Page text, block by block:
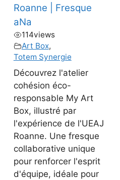
Roanne | Fresque
aNa
114views
Art Box,
Totem Synergie
Découvrez l'atelier
cohésion éco-
responsable My Art
Box, illustré par
l'expérience de l'UEAJ
Roanne. Une fresque
collaborative unique
pour renforcer l'esprit
d'équipe, idéale pour